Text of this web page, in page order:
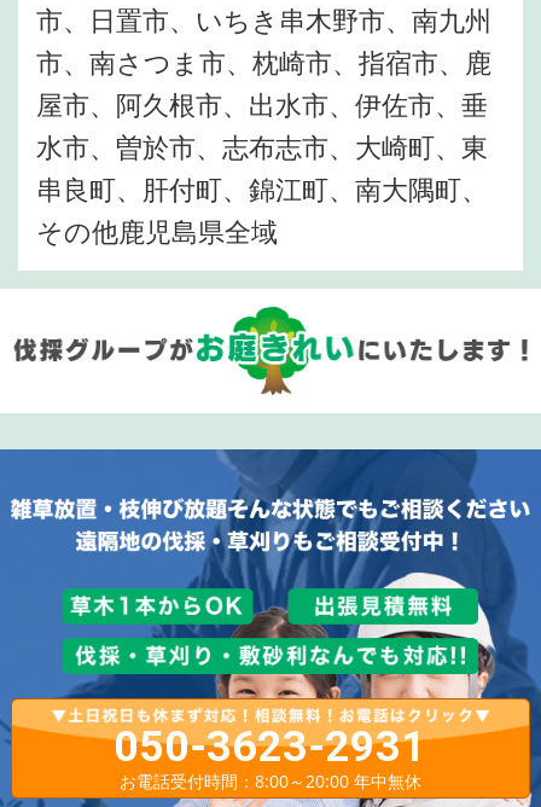
市、日置市、いちき串木野市、南九州
市、南さつま市、枕崎市、指宿市、鹿
屋市、阿久根市、出水市、伊佐市、垂
水市、曽於市、志布志市、大崎町、東
串良町、肝付町、錦江町、南大隅町、
その他鹿児島県全域
050-3623-2931
お電話受付時間：8:00～20:00 年中無休